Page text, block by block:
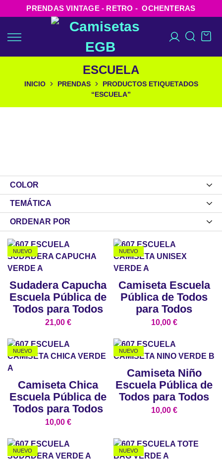
PRENDAS VINTAGE - RETRO - OCHENTERAS
INICIO PRENDAS
PRODUCTOS ETIQUETADOS
“ESCUELA”
ESCUELA
COLOR
TEMÁTICA
ORDENAR POR
NUEVO
Sudadera Capucha
Escuela Pública de
Todos para Todos
21,00 €
NUEVO
Camiseta Escuela
Pública de Todos
para Todos
10,00 €
NUEVO
Camiseta Chica
Escuela Pública de
Todos para Todos
10,00 €
NUEVO
Camiseta Niño
Escuela Pública de
Todos para Todos
10,00 €
NUEVO NUEVO